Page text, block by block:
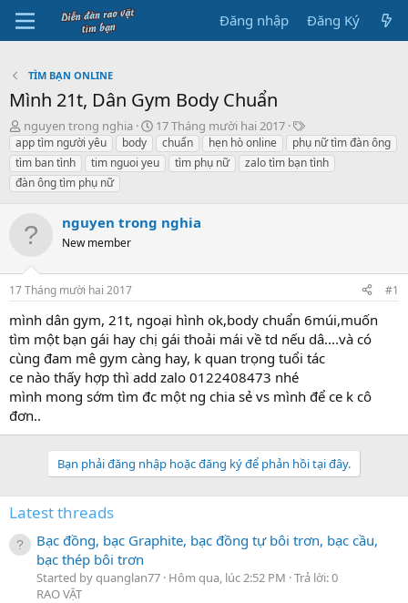
Đăng nhập Đăng Ký
TÌM BẠN ONLINE
Mình 21t, Dân Gym Body Chuẩn
B
ắ
t
đ
ầ
nguyen trong nghia
N
g
à
y
t
u
17 Tháng mười hai 2017
T
h
ẻ
app tìm người yêu body chuẩn hẹn hò online
phụ nữ tìm đàn ông
tìm ban tình
tim nguoi yeu tìm phụ nữ
zalo tìm bạn tình
đàn ông tìm phụ nữ
nguyen trong nghia
New member
17 Tháng mười hai 2017 #1
mình dân gym, 21t, ngoại hình ok,body chuẩn 6múi,muốn
tìm một bạn gái hay chị gái thoải mái về td nếu dâ....và có
cùng đam mê gym càng hay, k quan trọng tuổi tác
ce nào thấy hợp thì add zalo 0122408473 nhé
mình mong sớm tìm đc một ng chia sẻ vs mình để ce k cô
đơn..
Bạn phải đăng nhập hoặc đăng ký để phản hồi tại đây.
Latest threads
Bạc đồng, bạc Graphite, bạc đồng tự bôi trơn, bạc cầu,
bạc thép bôi trơn
Started by quanglan77 Hôm qua, lúc 2:52 PM Trả lời: 0
RAO VẶT